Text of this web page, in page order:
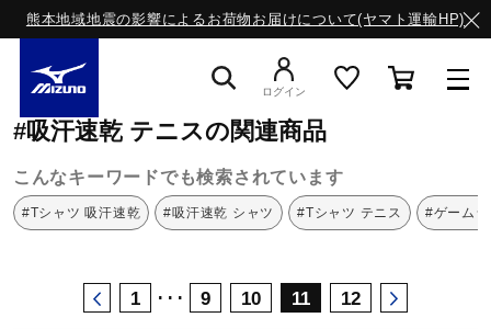
熊本地域地震の影響によるお荷物お届けについて(ヤマト運輸HP)
ライフスタイルウエア
ランニング
ログイン
ミズノ公式オンライン
#吸汗速乾 テニスの関連商品
こんなキーワードでも検索されています
#Tシャツ 吸汗速乾 #吸汗速乾 シャツ #Tシャツ テニス #ゲーム
1 ･･･ 9 10 11 12